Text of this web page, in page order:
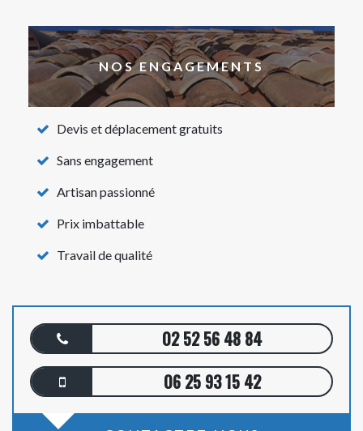
NOS ENGAGEMENTS
Devis et déplacement gratuits
Sans engagement
Artisan passionné
Prix imbattable
Travail de qualité
02 52 56 48 84
06 25 93 15 42